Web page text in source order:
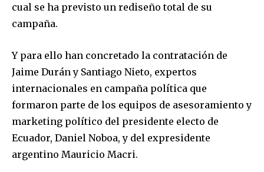
cual se ha previsto un rediseño total de su
campaña.
Y para ello han concretado la contratación de
Jaime Durán y Santiago Nieto, expertos
internacionales en campaña política que
formaron parte de los equipos de asesoramiento y
marketing político del presidente electo de
Ecuador, Daniel Noboa, y del expresidente
argentino Mauricio Macri.